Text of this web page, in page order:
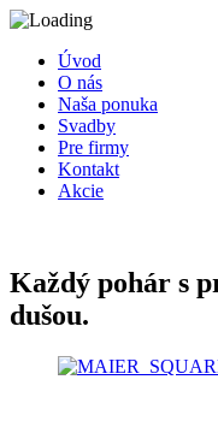
Úvod
O nás
Naša ponuka
Svadby
Pre firmy
Kontakt
Akcie
Každý pohár s
dušou.